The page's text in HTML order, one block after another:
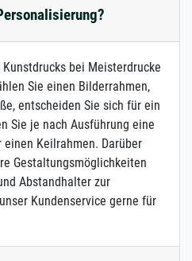
bei Meisterdrucke
Sie einen Bilderrahmen,
entscheiden Sie sich für ein
Sie je nach Ausführung eine
Keilrahmen. Darüber
Gestaltungsmöglichkeiten
Abstandhalter zur
Kundenservice gerne für